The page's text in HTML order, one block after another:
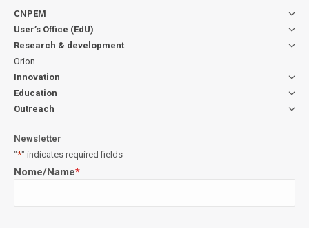
CNPEM
User’s Office (EdU)
Research & development
Orion
Innovation
Education
Outreach
Newsletter
"*" indicates required fields
Nome/Name*